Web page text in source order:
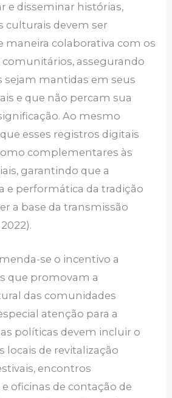
e disseminar histórias,
culturais devem ser
maneira colaborativa com os
comunitários, assegurando
sejam mantidas em seus
e que não percam sua
Ao mesmo
esses registros digitais
complementares às
garantindo que a
e performática da tradição
a base da transmissão
se o incentivo a
que promovam a
das comunidades
atenção para a
políticas devem incluir o
locais de revitalização
encontros
oficinas de contação de